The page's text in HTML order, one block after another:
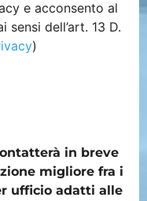
e acconsento al
dell’art. 13 D.
)
in breve
migliore fra i
ufficio adatti alle